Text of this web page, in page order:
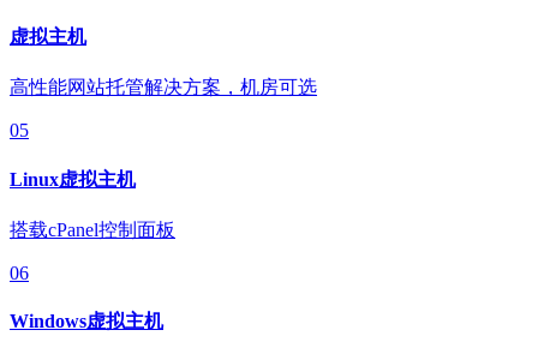
虚拟主机
高性能网站托管解决方案，机房可选
05
Linux虚拟主机
搭载cPanel控制面板
06
Windows虚拟主机